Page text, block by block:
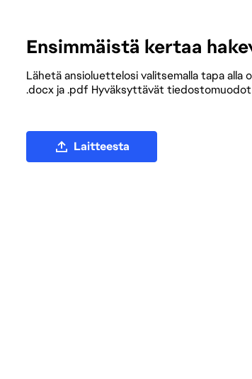
Ensimmäistä kertaa
Lähetä ansioluettelosi valitsemalla tapa
.docx ja .pdf Hyväksyttävät
Laitteesta
Lataa ansioluettelotiedosto palvelimeen